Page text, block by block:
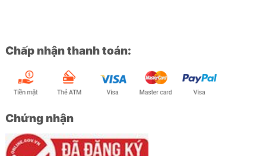
Chấp nhận thanh toán:
Chứng nhận